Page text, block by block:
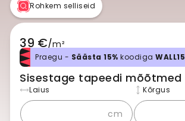
Rohkem selliseid
39 €/m²
Praegu - Säästa 15% koodiga WALL15
Sisestage tapeedi mõõtmed
Laius
cm
Kõrgus